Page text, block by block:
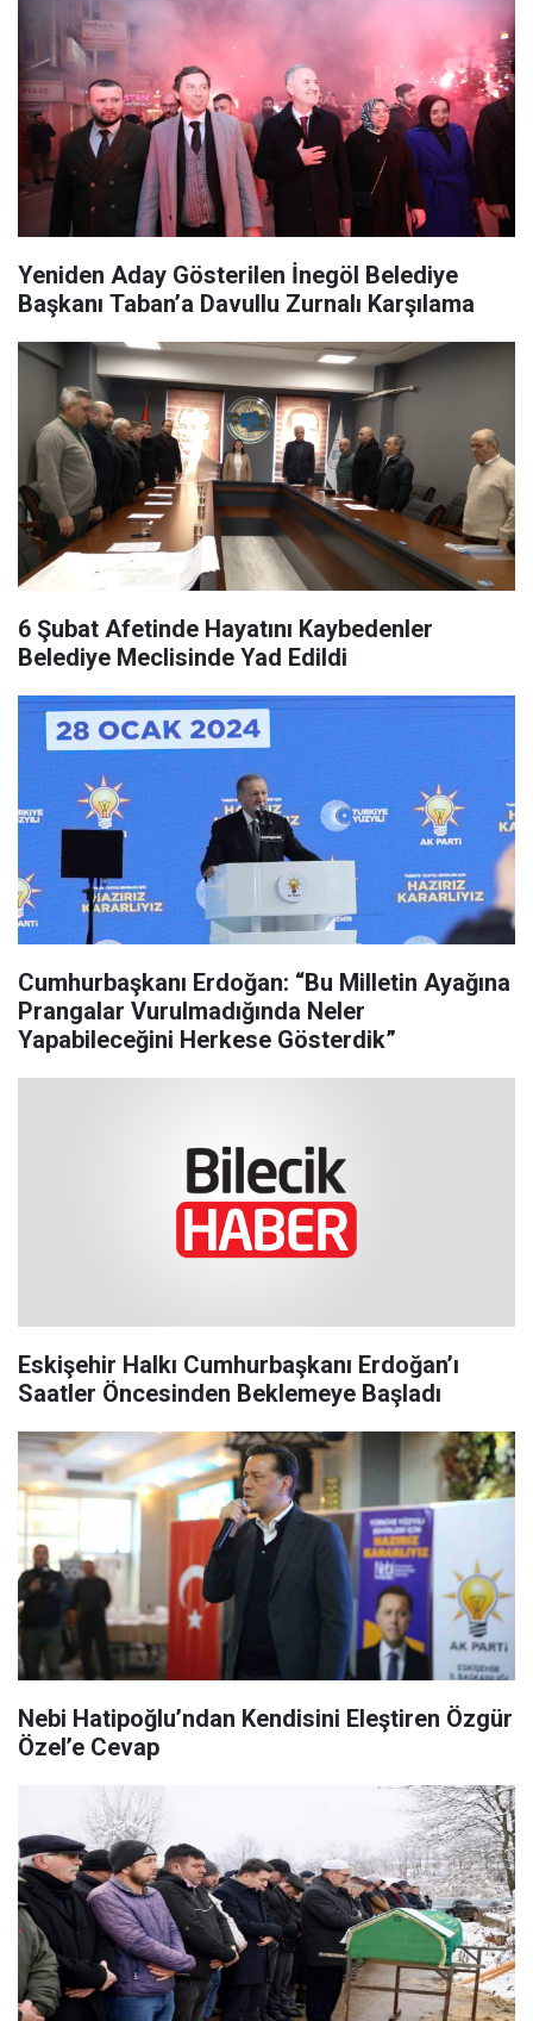
Yeniden Aday Gösterilen İnegöl Belediye
Başkanı Taban’a Davullu Zurnalı Karşılama
6 Şubat Afetinde Hayatını Kaybedenler
Belediye Meclisinde Yad Edildi
Cumhurbaşkanı Erdoğan: “Bu Milletin Ayağına
Prangalar Vurulmadığında Neler
Yapabileceğini Herkese Gösterdik”
Eskişehir Halkı Cumhurbaşkanı Erdoğan’ı
Saatler Öncesinden Beklemeye Başladı
Nebi Hatipoğlu’ndan Kendisini Eleştiren Özgür
Özel’e Cevap